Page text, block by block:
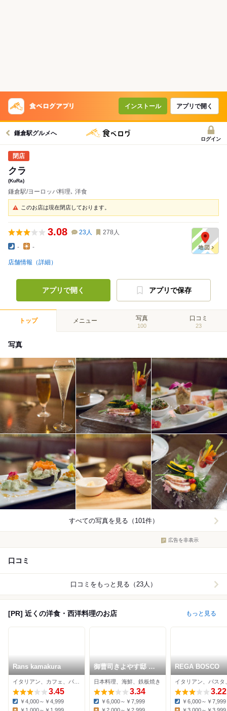
インストール アプリで開く
鎌倉駅グルメへ
ログイン
クラ
(KuRa)
鎌倉駅/ヨーロッパ料理､ 洋食
このお店は現在閉店しております。
3.08 23人 278 人
- -
店舗情報（詳細）
アプリで開く アプリで保存
トップ メニュー 写真
100
口コミ
23
写真
すべての写真を見る（101件）
広告を非表示
口コミ
口コミをもっと見る（23人）
[PR] 近くの洋食・西洋料理のお店 もっと見る
Rans kamakura
3.45
Dinner:
￥4,000～￥4,999
御曹司きよやす邸 鎌
倉プリンスホテル店
日本料理、海鮮、鉄板焼き
3.34
Dinner:
￥6,000～￥7,999
REGA BOSCO
3.22
Dinner:
￥6,000～￥7,999